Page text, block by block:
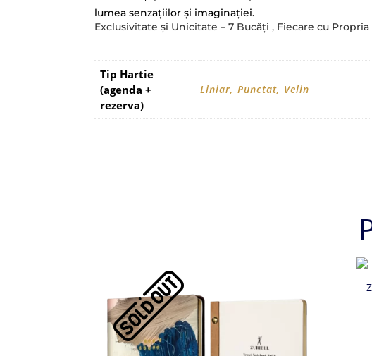
lumea senzațiilor și imaginației.
Exclusivitate și Unicitate – 7 Bucăți , Fiecare cu Propria
Tip Hartie
(agenda +
rezerva)
Liniar, Punctat, Velin